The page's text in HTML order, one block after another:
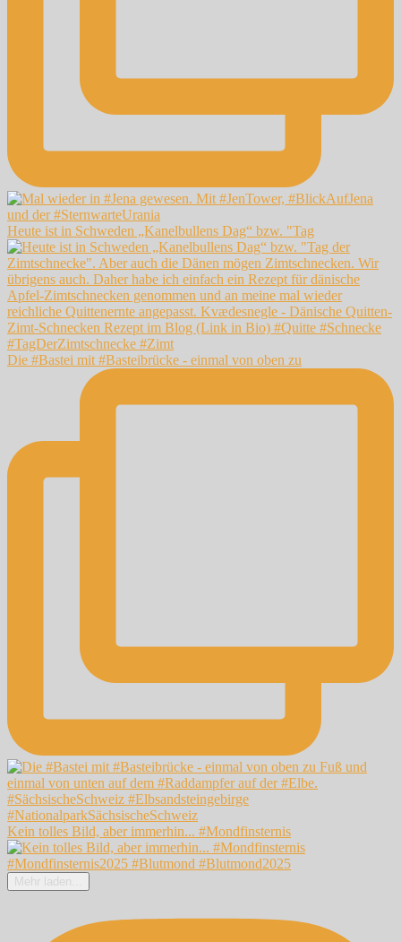
Heute ist in Schweden „Kanelbullens Dag“ bzw. "Tag
Die #Bastei mit #Basteibrücke - einmal von oben zu
Kein tolles Bild, aber immerhin... #Mondfinsternis
Mehr laden...